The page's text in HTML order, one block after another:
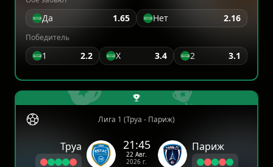
Да 1.65 Нет 2.16
Победитель
1 2.2 X 3.4 2 3.1
Лига 1 (Труа - Париж)
Труа 21:45
22 Авг.
2026 г.
Париж